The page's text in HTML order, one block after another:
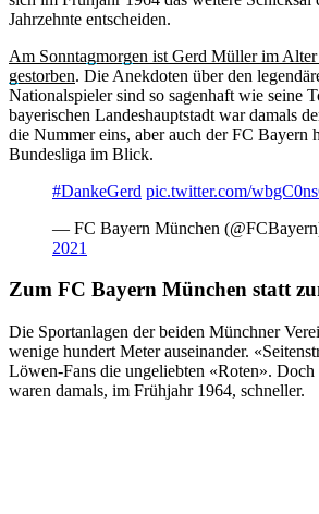
Jahrzehnte entscheiden.
Am Sonntagmorgen ist Gerd Müller im Alter
gestorben. Die Anekdoten über den
Nationalspieler sind so sagenhaft wie seine
bayerischen Landeshauptstadt war damals
die Nummer eins, aber auch der FC Bayern
Bundesliga im Blick.
#DankeGerd pic.twitter.com/
— FC Bayern München
2021
Zum FC Bayern München statt
Die Sportanlagen der beiden Münchner
wenige hundert Meter auseinander.
Löwen-Fans die ungeliebten «Roten». Doch
waren damals, im Frühjahr 1964, schneller.